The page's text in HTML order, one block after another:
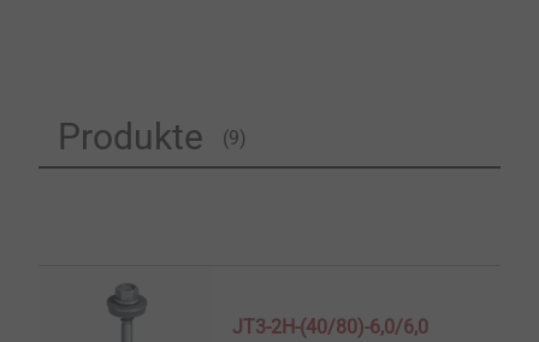
Produkte (9)
JT3-2H-(40/80)-6,0/6,0